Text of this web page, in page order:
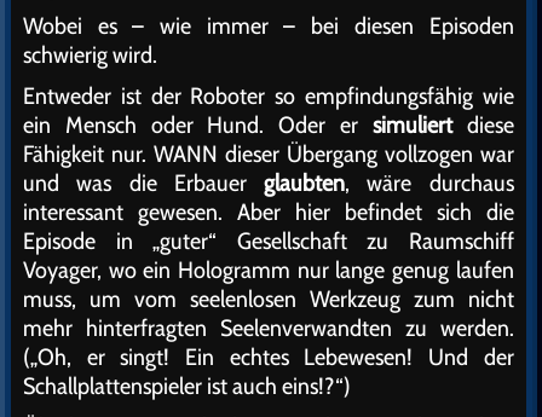
Wobei es – wie immer – bei diesen Episoden
schwierig wird.
Entweder ist der Roboter so empfindungsfähig wie
ein Mensch oder Hund. Oder er simuliertdiese
Fähigkeit nur. WANN dieser Übergang vollzogen war
und was die Erbauerglaubten, wäre durchaus
interessant gewesen. Aber hier befindet sich die
Episode in „guter“ Gesellschaft zu Raumschiff
Voyager, wo ein Hologramm nur lange genug laufen
muss, um vom seelenlosen Werkzeug zum nicht
mehr hinterfragten Seelenverwandten zu werden.
(„Oh, er singt! Ein echtes Lebewesen! Und der
Schallplattenspieler ist auch eins!?“)